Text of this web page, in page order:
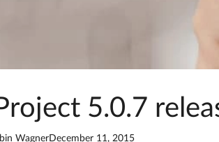
5.0.7
WagnerDecember 11, 2015